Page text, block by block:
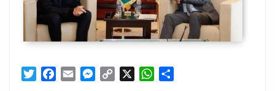
TwitterFacebook
Email Messenger
Copy
WhatsApp